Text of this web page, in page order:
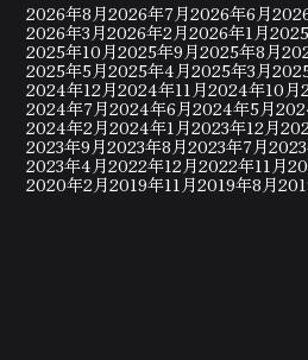
2026年8月2026年7月2026年6月
2026年3月2026年2月2026年1月
2025年10月2025年9月2025年8月
2025年5月2025年4月2025年3月
2024年12月2024年11月2024年10月
2024年7月2024年6月2024年5月
2024年2月2024年1月2023年12月
2023年9月2023年8月2023年7月
2023年4月2022年12月2022年11月
2020年2月2019年11月2019年8月